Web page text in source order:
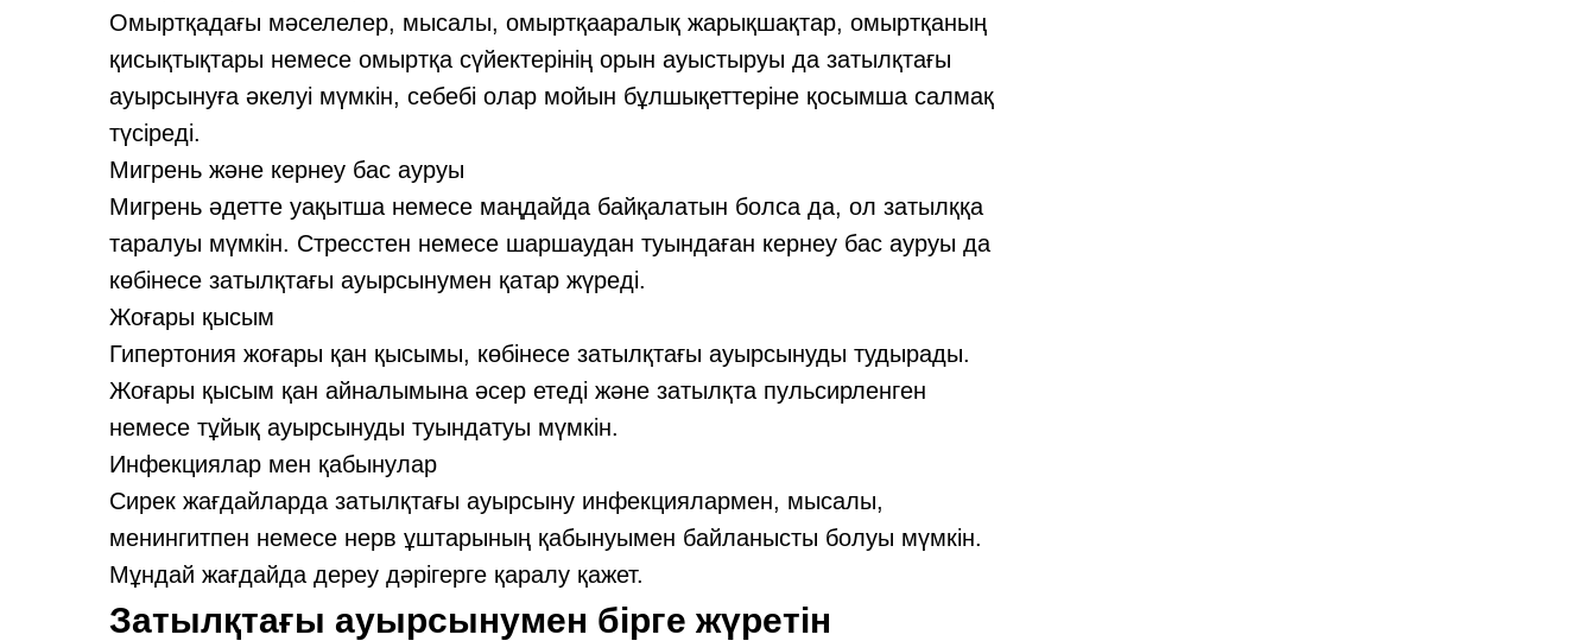
Омыртқадағы мәселелер, мысалы, омыртқааралық жарықшақтар, омыртқаның
қисықтықтары немесе омыртқа сүйектерінің орын ауыстыруы да затылқтағы
ауырсынуға әкелуі мүмкін, себебі олар мойын бұлшықеттеріне қосымша салмақ
түсіреді.
Мигрень және кернеу бас ауруы
Мигрень әдетте уақытша немесе маңдайда байқалатын болса да, ол затылққа
таралуы мүмкін. Стресстен немесе шаршаудан туындаған кернеу бас ауруы да
көбінесе затылқтағы ауырсынумен қатар жүреді.
Жоғары қысым
Гипертония жоғары қан қысымы, көбінесе затылқтағы ауырсынуды тудырады.
Жоғары қысым қан айналымына әсер етеді және затылқта пульсирленген
немесе тұйық ауырсынуды туындатуы мүмкін.
Инфекциялар мен қабынулар
Сирек жағдайларда затылқтағы ауырсыну инфекциялармен, мысалы,
менингитпен немесе нерв ұштарының қабынуымен байланысты болуы мүмкін.
Мұндай жағдайда дереу дәрігерге қаралу қажет.
Затылқтағы ауырсынумен бірге жүретін